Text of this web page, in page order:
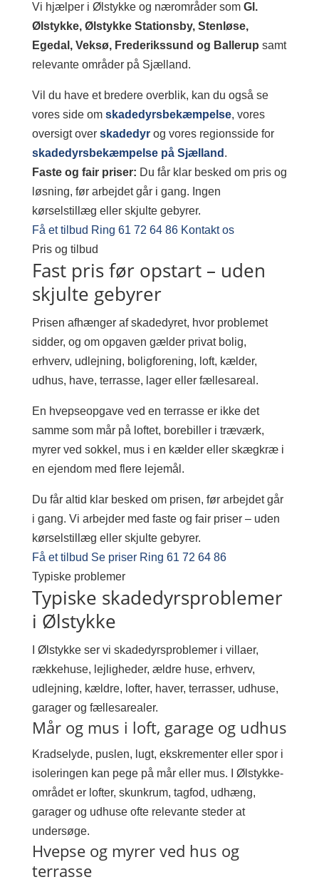
Vi hjælper i Ølstykke og nærområder som Gl.
Ølstykke, Ølstykke Stationsby, Stenløse,
Egedal, Veksø, Frederikssund og Ballerup samt
relevante områder på Sjælland.
Vil du have et bredere overblik, kan du også se
vores side om skadedyrsbekæmpelse, vores
oversigt over skadedyrog vores regionsside for
skadedyrsbekæmpelse på Sjælland .
Faste og fair priser: Du får klar besked om pris og
løsning, før arbejdet går i gang. Ingen
kørselstillæg eller skjulte gebyrer.
Få et tilbud Ring 61 72 64 86 Kontakt os
Pris og tilbud
Fast pris før opstart – uden
skjulte gebyrer
Prisen afhænger af skadedyret, hvor problemet
sidder, og om opgaven gælder privat bolig,
erhverv, udlejning, boligforening, loft, kælder,
udhus, have, terrasse, lager eller fællesareal.
En hvepseopgave ved en terrasse er ikke det
samme som mår på loftet, borebiller i træværk,
myrer ved sokkel, mus i en kælder eller skægkræ i
en ejendom med flere lejemål.
Du får altid klar besked om prisen, før arbejdet går
i gang. Vi arbejder med faste og fair priser – uden
kørselstillæg eller skjulte gebyrer.
Få et tilbud Se priser Ring 61 72 64 86
Typiske problemer
Typiske skadedyrsproblemer
i Ølstykke
I Ølstykke ser vi skadedyrsproblemer i villaer,
rækkehuse, lejligheder, ældre huse, erhverv,
udlejning, kældre, lofter, haver, terrasser, udhuse,
garager og fællesarealer.
Mår og mus i loft, garage og udhus
Kradselyde, puslen, lugt, ekskrementer eller spor i
isoleringen kan pege på mår eller mus. I Ølstykke-
området er lofter, skunkrum, tagfod, udhæng,
garager og udhuse ofte relevante steder at
undersøge.
Hvepse og myrer ved hus og
terrasse